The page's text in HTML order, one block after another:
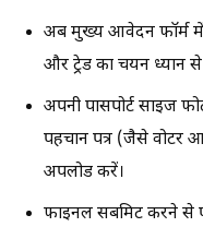
अब मुख्य आवेदन फॉर्म में
और ट्रेड का चयन ध्यान
अपनी पासपोर्ट साइज
पहचान पत्र (जैसे वोटर
अपलोड करें।
फाइनल सबमिट करने से